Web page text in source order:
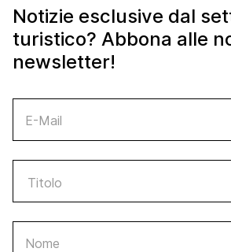
Notizie esclusive dal
turistico? Abbona alle
newsletter!
E-Mail
Nome